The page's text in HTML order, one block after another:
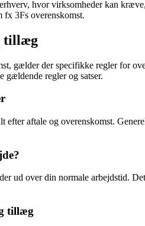
hvor virksomheder kan
fx 3Fs overenskomst.
tillæg
gælder der specifikke regler for
regler og satser.
efter aftale og overenskomst.
ud over din normale arbejdstid.
tillæg